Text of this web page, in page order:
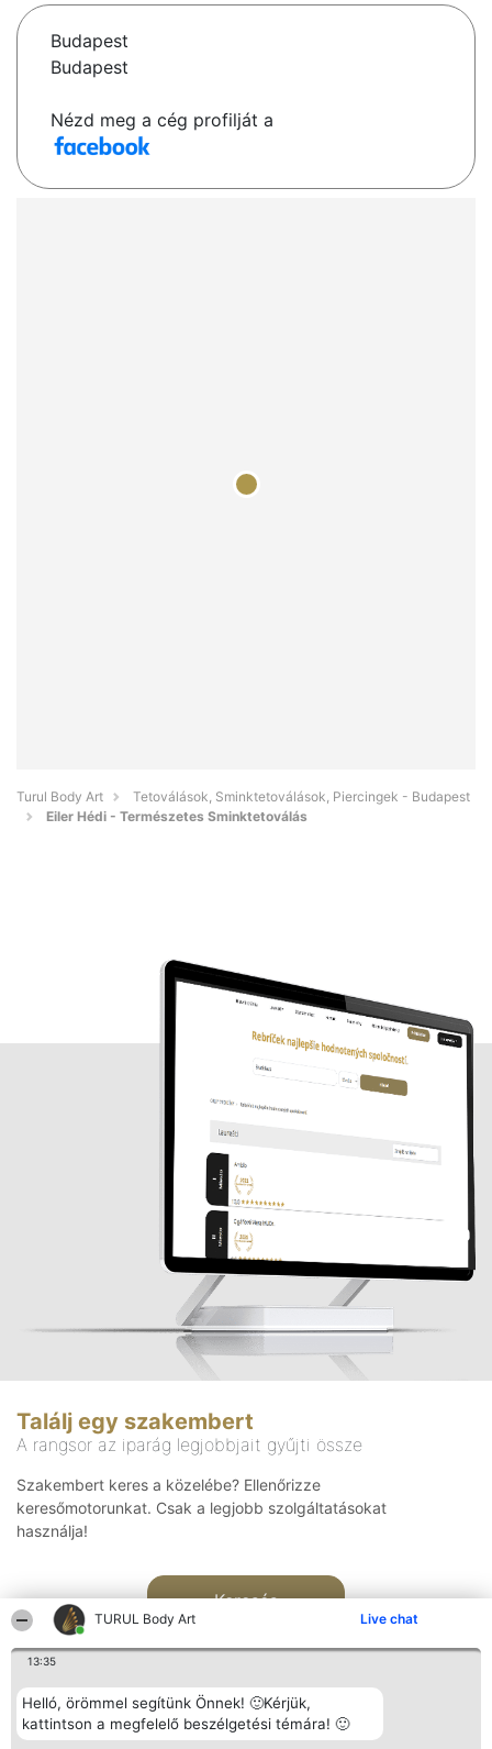
TURUL Body Art Live chat
13:35
Helló, örömmel segítünk Önnek! 🙂Kérjük,
kattintson a megfelelő beszélgetési témára! 🙂
Budapest
Budapest
Nézd meg a cég profilját a
Turul Body Art
Tetoválások, Sminktetoválások, Piercingek - Budapest
Eiler Hédi - Természetes Sminktetoválás
Találj egy szakembert
A rangsor az iparág legjobbjait gyűjti össze
Szakembert keres a közelébe? Ellenőrizze
keresőmotorunkat. Csak a legjobb szolgáltatásokat
használja!
Keresés